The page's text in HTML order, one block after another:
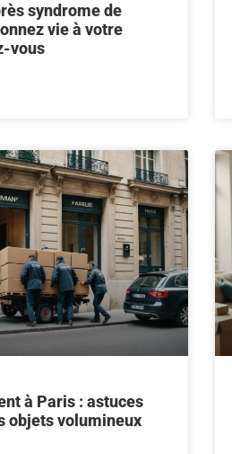
syndrome de
vie à votre
vous
à Paris : astuces
objets volumineux